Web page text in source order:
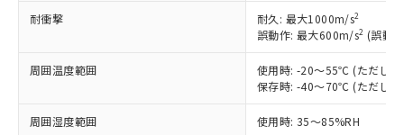
耐衝撃 耐久: 最大1000m/s2
誤動作: 最大600m/s2 (誤動
周囲温度範囲
使用時: -20～55℃ (ただし、
保存時: -40～70℃ (ただし、
周囲湿度範囲 使用時: 35～85%RH
正式な納期状況および標準価格はお客
様のお取引先、またはお客様担当のオ
ムロン制御機器販売店・当社販売員に
オムロン制御機器販売店や当社販売拠
」をご確認
ル) (DEHP)(別名：DOP) 1000ppm以下、フタル酸ブチ
ルベンジル（BBP） 1000ppm以下、フタル酸ジブチル
（DBP） 1000ppm以下、フタル酸ジイソブチル
(DIBP) 1000ppm以下
但し、RoHS指令で産業用監視および制御機器に対する
フタル酸エステル類の４物質については閾値を超える意
図的な使用がないことを確認しています。
ニル類) : 1000ppm、 PBDEs(ポリ臭化ジフェニルエーテ
DBP(フタル酸ジブチル) : 1000ppm、 DIBP(フタル酸ジ
イソブチル) : 1000ppm、 BBP(フタル酸ブチルベンジ
ル) : 1000ppm、
DEHP(フタル酸ビス(2-エチルヘキシル)) : 1000ppm
当社は規制貨物を破棄する場合は、完
全に破砕するなど、違法に輸出されな
当社は貴社製品を、核兵器、ミサイ
ル、化学兵器、生物兵器またはその他
武器並びにこれらの製造装置等に一切
一定数以上の在庫あり
一定数には満たないが在庫あり
在庫なし(最新の在庫状況につ
いては、お客様のお取引先、ま